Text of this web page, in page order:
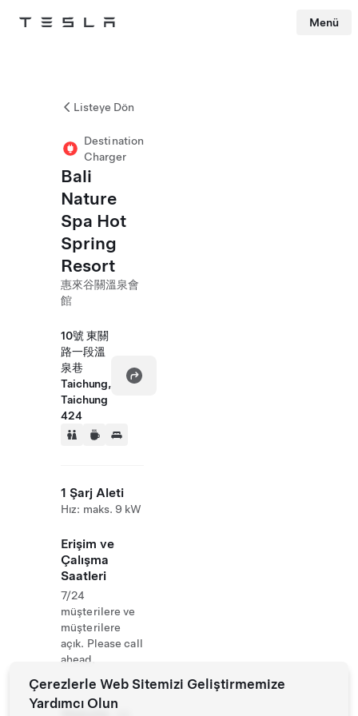
Tesla Menü
Listeye Dön
Destination
Charger
Bali
Nature
Spa Hot
Spring
Resort
惠來谷關溫泉會
館
10號 東關
路一段溫
泉巷
Taichung,
Taichung
424
1 Şarj Aleti
Hız: maks. 9 kW
Erişim ve
Çalışma
Saatleri
7/24
müşterilere ve
müşterilere
açık. Please call
ahead.
Çerezlerle Web Sitemizi Geliştirmemize
Yardımcı Olun